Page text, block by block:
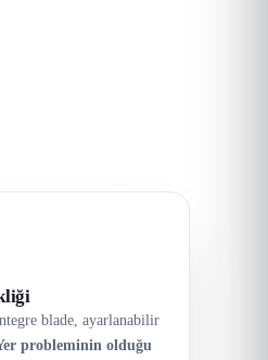
blade, ayarlanabilir
probleminin olduğu